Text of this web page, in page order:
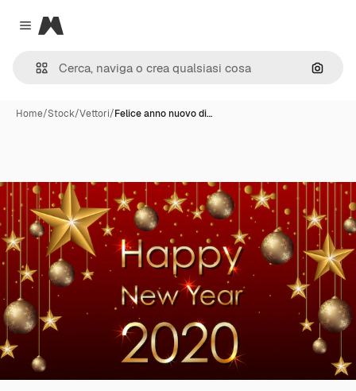
Close menu
Magnific
Cerca
Home/Stock/Vettori/Felice anno nuovo di…